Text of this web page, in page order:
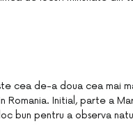
cea de-a doua cea mai
Romania. Initial, parte a
bun pentru a observa